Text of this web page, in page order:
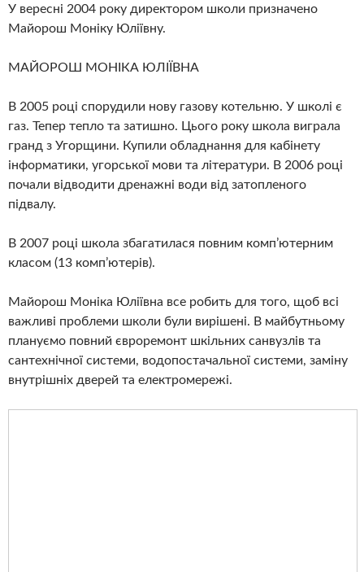
У вересні 2004 року директором школи призначено
Майорош Моніку Юліївну.
МАЙОРОШ МОНІКА ЮЛІЇВНА
В 2005 році спорудили нову газову котельню. У школі є
газ. Тепер тепло та затишно. Цього року школа виграла
гранд з Угорщини. Купили обладнання для кабінету
інформатики, угорської мови та літератури. В 2006 році
почали відводити дренажні води від затопленого
підвалу.
В 2007 році школа збагатилася повним комп’ютерним
класом (13 комп’ютерів).
Майорош Моніка Юліївна все робить для того, щоб всі
важливі проблеми школи були вирішені. В майбутньому
плануємо повний євроремонт шкільних санвузлів та
сантехнічної системи, водопостачальної системи, заміну
внутрішніх дверей та електромережі.